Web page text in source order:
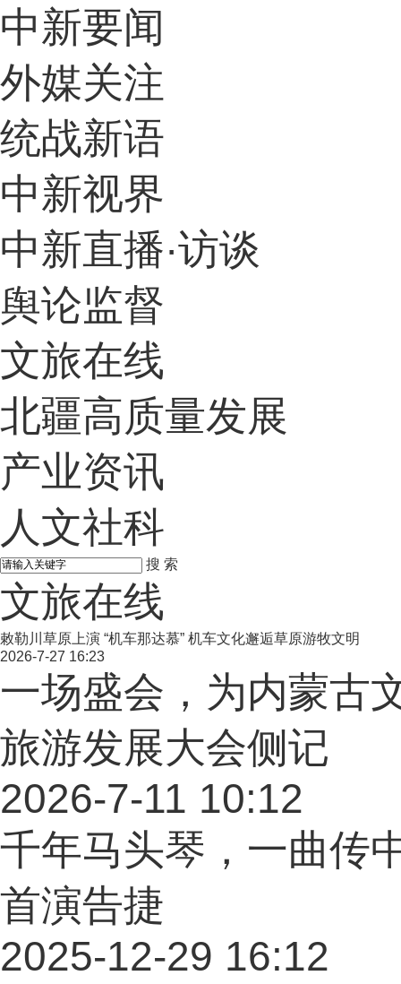
中新要闻
外媒关注
统战新语
中新视界
中新直播·访谈
舆论监督
文旅在线
北疆高质量发展
产业资讯
人文社科
搜 索
文旅在线
敕勒川草原上演 “机车那达慕” 机车文化邂逅草原游牧文明
2026-7-27 16:23
一场盛会，为内蒙古
旅游发展大会侧记
2026-7-11 10:12
千年马头琴，一曲传
首演告捷
2025-12-29 16:12